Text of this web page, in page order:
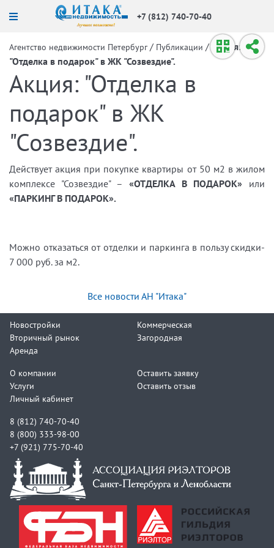
+7 (812) 740-70-40
Агентство недвижимости Петербург / Публикации / Акция:
"Отделка в подарок" в ЖК "Созвездие".
Акция: "Отделка в
подарок" в ЖК
"Созвездие".
Действует акция при покупке квартиры от 50 м2 в жилом
комплексе "Созвездие" – «ОТДЕЛКА В ПОДАРОК» или
«ПАРКИНГ В ПОДАРОК».
Можно отказаться от отделки и паркинга в пользу скидки-
7 000 руб. за м2.
Все новости АН "Итака"
Новостройки
Вторичный рынок
Аренда
Коммерческая
Загородная
О компании
Услуги
Личный кабинет
Оставить заявку
Оставить отзыв
8 (812) 740-70-40
8 (800) 333-98-00
+7 (921) 775-70-40